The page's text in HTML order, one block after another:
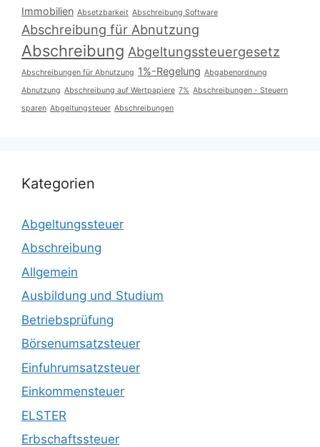
Immobilien Absetzbarkeit Abschreibung Software
Abschreibung für Abnutzung
Abschreibung Abgeltungssteuergesetz
Abschreibungen für Abnutzung 1%-Regelung Abgabenordnung
Abnutzung Abschreibung auf Wertpapiere 7% Abschreibungen - Steuern
sparen Abgeltungsteuer Abschreibungen
Kategorien
Abgeltungssteuer
Abschreibung
Allgemein
Ausbildung und Studium
Betriebsprüfung
Börsenumsatzsteuer
Einfuhrumsatzsteuer
Einkommensteuer
ELSTER
Erbschaftssteuer